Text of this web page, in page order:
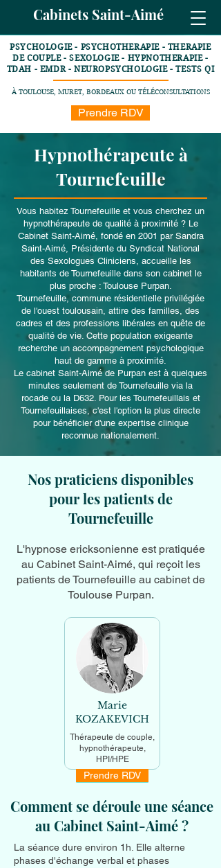
Cabinets Saint-Aimé
PSYCHOLOGIE - PSYCHOTHERAPIE - THERAPIE
DE COUPLE - SEXOLOGIE - HYPNOTHERAPIE -
TDAH - EMDR - NEUROPSYCHOLOGIE - TESTS QI
À TOULOUSE, MURET, BORDEAUX OU TÉLÉCONSULTATIONS
Prendre RDV
Hypnothérapeute à
Tournefeuille
Vous habitez Tournefeuille et vous cherchez un
hypnothérapeute de qualité à proximité ? Le
Cabinet Saint-Aimé, fondé en 2001 par Sandra
Saint-Aimé, Présidente du Syndicat National
des Sexologues Cliniciens, accueille les
habitants de Tournefeuille dans son cabinet le
plus proche : Toulouse Purpan.
Tournefeuille, commune résidentielle privilégiée
de l'ouest toulousain, attire des familles, des
cadres et des professions libérales en quête de
qualité de vie. Cette population exigeante
recherche un accompagnement psychologique
haut de gamme à proximité.
Le cabinet Saint-Aimé de Purpan est à quelques
minutes seulement de Tournefeuille via la
rocade ou la D632. Pour les Tournefeuillais et
Tournefeuillaises, c'est l'option la plus directe
pour bénéficier d'une expertise clinique
reconnue nationalement.
Nos praticiens disponibles
pour les patients de
Tournefeuille
L'hypnose ericksonienne est pratiquée
au Cabinet Saint-Aimé, qui reçoit les
patients de Tournefeuille au cabinet de
Toulouse Purpan.
Marie
KOZAKEVICH
Thérapeute de couple,
hypnothérapeute,
HPI/HPE
En savoir +
Prendre RDV
Comment se déroule une séance
au Cabinet Saint-Aimé ?
La séance dure environ 1h. Elle alterne
phases d'échange verbal et phases